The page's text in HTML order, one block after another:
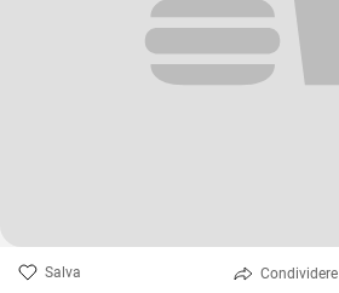
Salva Condividere